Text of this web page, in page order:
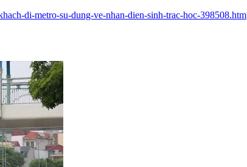
di-metro-su-dung-ve-nhan-dien-sinh-trac-hoc-398508.htm